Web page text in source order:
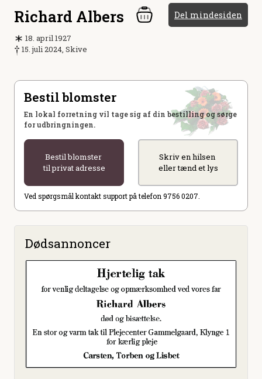
Richard Albers Del mindesiden
18. april 1927
15. juli 2024, Skive
Bestil blomster
En lokal forretning vil tage sig af din bestilling og sørge
for udbringningen.
Bestil blomster
til privat adresse
Skriv en hilsen
eller tænd et lys
Ved spørgsmål kontakt support på telefon 9756 0207.
Dødsannoncer